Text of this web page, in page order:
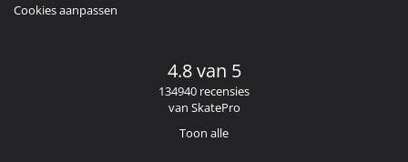
Cookies aanpassen
4.8 van 5
134940 recensies
van SkatePro
Toon alle